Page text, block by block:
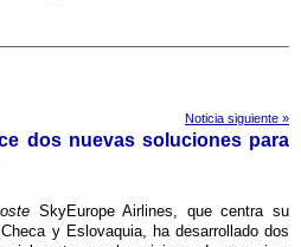
Noticia siguiente »
dos nuevas soluciones para
SkyEurope Airlines, que centra su
y Eslovaquia, ha desarrollado dos